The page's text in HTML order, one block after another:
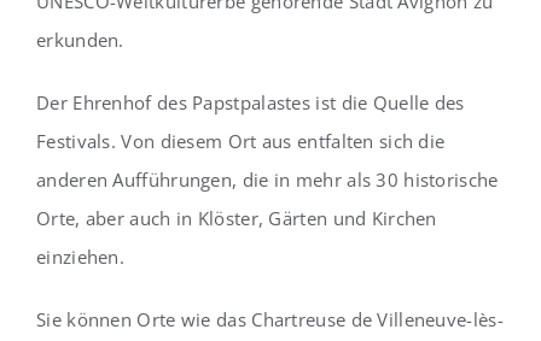
erkunden.
Der Ehrenhof des Papstpalastes ist die Quelle des
Festivals. Von diesem Ort aus entfalten sich die
anderen Aufführungen, die in mehr als 30 historische
Orte, aber auch in Klöster, Gärten und Kirchen
einziehen.
Sie können Orte wie das Chartreuse de Villeneuve-lès-